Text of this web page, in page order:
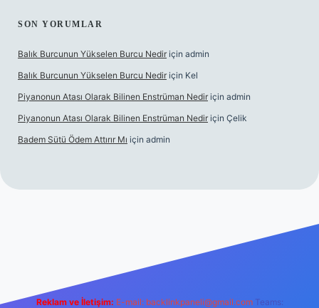
SON YORUMLAR
Balık Burcunun Yükselen Burcu Nedir için admin
Balık Burcunun Yükselen Burcu Nedir için Kel
Piyanonun Atası Olarak Bilinen Enstrüman Nedir için admin
Piyanonun Atası Olarak Bilinen Enstrüman Nedir için Çelik
Badem Sütü Ödem Attırır Mı için admin
Reklam ve İletişim: E-mail: backlinkpaneli@gmail.com Teams: